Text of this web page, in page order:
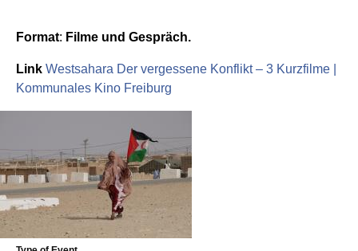
Format: Filme und Gespräch.
Link Westsahara Der vergessene Konflikt – 3 Kurzfilme |
Kommunales Kino Freiburg